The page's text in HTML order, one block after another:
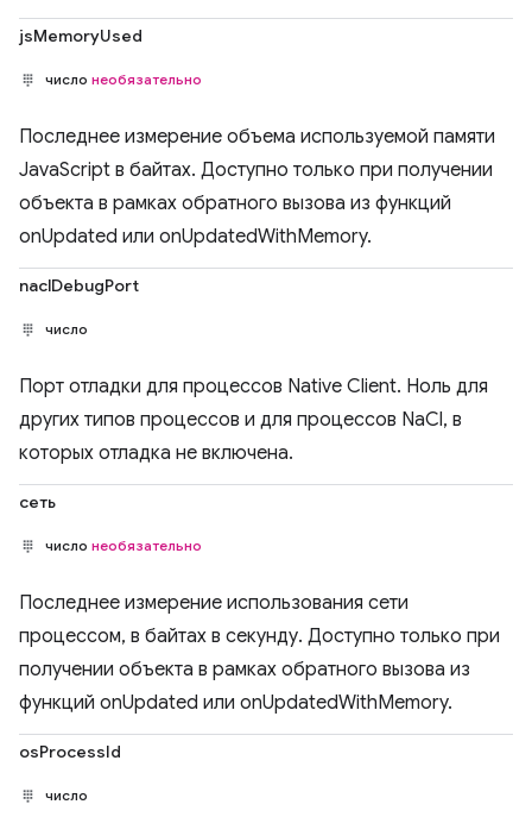
jsMemoryUsed
число необязательно
Последнее измерение объема используемой памяти
JavaScript в байтах. Доступно только при получении
объекта в рамках обратного вызова из функций
onUpdated или onUpdatedWithMemory.
naclDebugPort
число
Порт отладки для процессов Native Client. Ноль для
других типов процессов и для процессов NaCl, в
которых отладка не включена.
сеть
число необязательно
Последнее измерение использования сети
процессом, в байтах в секунду. Доступно только при
получении объекта в рамках обратного вызова из
функций onUpdated или onUpdatedWithMemory.
osProcessId
число